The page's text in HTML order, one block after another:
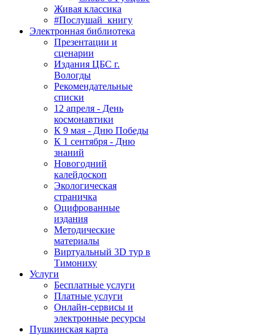
Живая классика
#Послушай_книгу
Электронная библиотека
Презентации и
сценарии
Издания ЦБС г.
Вологды
Рекомендательные
списки
12 апреля - День
космонавтики
К 9 мая - Дню Победы
К 1 сентября - Дню
знаний
Новогодний
калейдоскоп
Экологическая
страничка
Оцифрованные
издания
Методические
материалы
Виртуальный 3D тур в
Тимониху
Услуги
Бесплатные услуги
Платные услуги
Онлайн-сервисы и
электронные ресурсы
Пушкинская карта